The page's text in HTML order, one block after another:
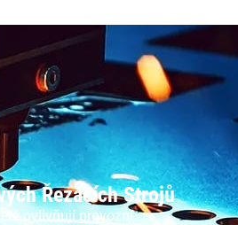
Řezacích Strojů
ovlivňují provozní